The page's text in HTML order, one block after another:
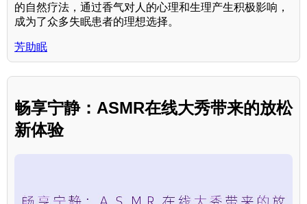
的自然疗法，通过香气对人的心理和生理产生积极影响，
成为了众多失眠患者的理想选择。
芳助眠
畅享宁静：ASMR在线大秀带来的放松
新体验